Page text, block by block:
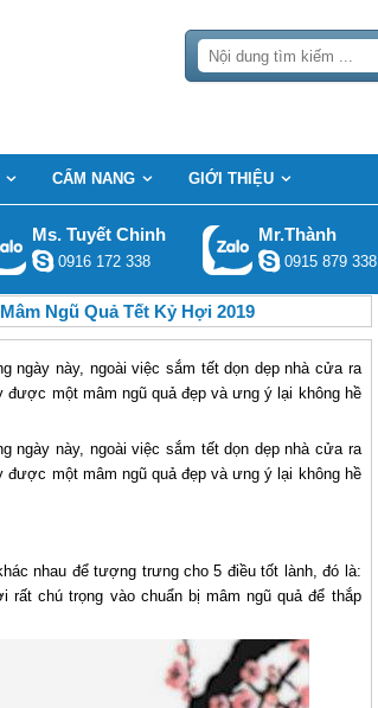
CẨM NANG GIỚI THIỆU
Ms. Tuyết Chinh
0916 172 338
Mr.Thành
0915 879 338
Ngũ Quả Tết Kỷ Hợi 2019
ngày này, ngoài việc sắm tết dọn dẹp nhà cửa ra
được một mâm ngũ quả đẹp và ưng ý lại không hề
ngày này, ngoài việc sắm tết dọn dẹp nhà cửa ra
được một mâm ngũ quả đẹp và ưng ý lại không hề
nhau để tượng trưng cho 5 điều tốt lành, đó là:
chú trọng vào chuẩn bị mâm ngũ quả để thắp